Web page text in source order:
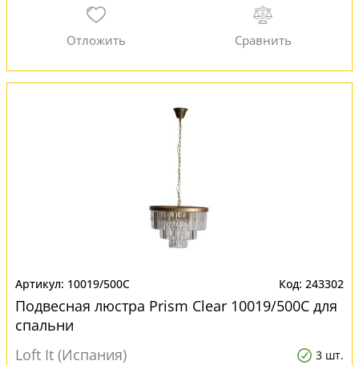
10019/500C 243302
Подвесная люстра Prism Clear 10019/500C для
спальни
Loft It (Испания)
3 шт.